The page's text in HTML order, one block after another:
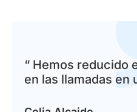
“ Hemos reducido
en las llamadas en